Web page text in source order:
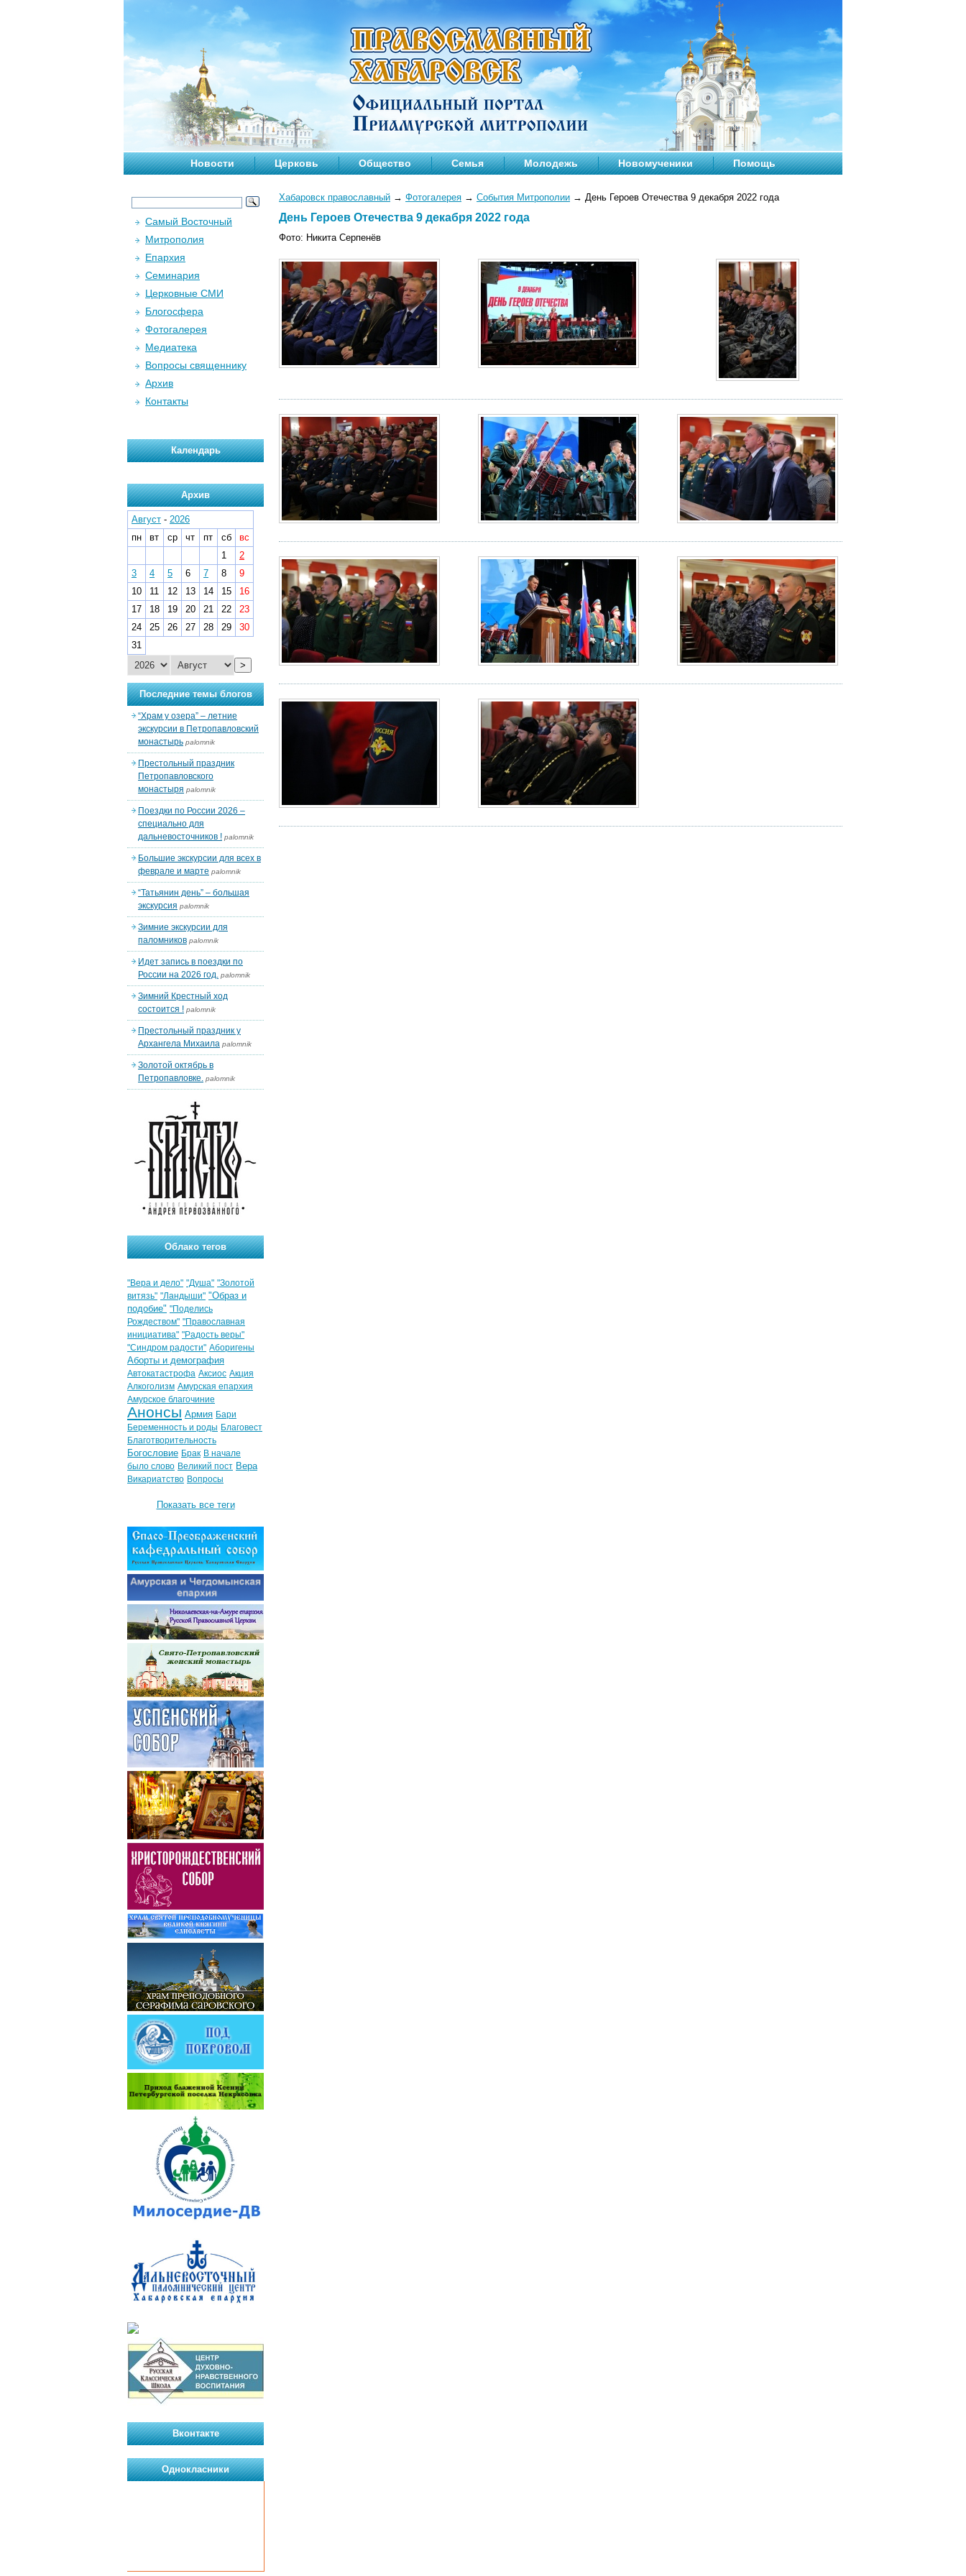
Новости Церковь Общество Семья Молодежь Новомученики Помощь
Хабаровск православный → Фотогалерея → События Митрополии → День Героев Отечества 9 декабря 2022 года
День Героев Отечества 9 декабря 2022 года
Фото: Никита Серпенёв
Самый Восточный
Митрополия
Епархия
Семинария
Церковные СМИ
Блогосфера
Фотогалерея
Медиатека
Вопросы священнику
Архив
Контакты
Календарь
Архив
Август - 2026
пн
вт ср чт пт сб
вс
1
2
3
4 5 6 7 8
9
10
11 12 13 14 15
16
17
18 19 20 21 22
23
24
25 26 27 28 29
30
31
>
Последние темы блогов
“Храм у озера” – летние
экскурсии в Петропавловский
монастырь palomnik
Престольный праздник
Петропавловского
монастыря palomnik
Поездки по России 2026 –
специально для
дальневосточников ! palomnik
Большие экскурсии для всех в
феврале и марте palomnik
“Татьянин день” – большая
экскурсия palomnik
Зимние экскурсии для
паломников palomnik
Идет запись в поездки по
России на 2026 год. palomnik
Зимний Крестный ход
состоится ! palomnik
Престольный праздник у
Архангела Михаила palomnik
Золотой октябрь в
Петропавловке. palomnik
Облако тегов
"Вера и дело" "Душа" "Золотой
витязь" "Ландыши" "Образ и
подобие" "Поделись
Рождеством" "Православная
инициатива" "Радость веры"
"Синдром радости" Аборигены
Аборты и демография
Автокатастрофа Аксиос Акция
Алкоголизм Амурская епархия
Амурское благочиние
Анонсы Армия Бари
Беременность и роды Благовест
Благотворительность
Богословие Брак В начале
было слово Великий пост Вера
Викариатство Вопросы
Показать все теги
Вконтакте
Однокласники